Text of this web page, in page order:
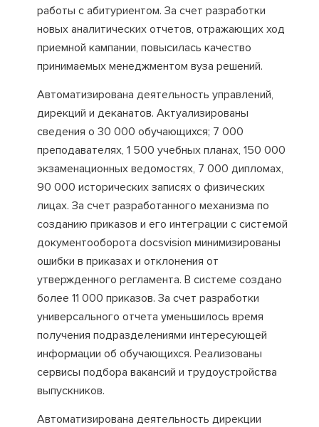
работы с абитуриентом. За счет разработки
новых аналитических отчетов, отражающих ход
приемной кампании, повысилась качество
принимаемых менеджментом вуза решений.
Автоматизирована деятельность управлений,
дирекций и деканатов. Актуализированы
сведения о 30 000 обучающихся; 7 000
преподавателях, 1 500 учебных планах, 150 000
экзаменационных ведомостях, 7 000 дипломах,
90 000 исторических записях о физических
лицах. За счет разработанного механизма по
созданию приказов и его интеграции с системой
документооборота docsvision минимизированы
ошибки в приказах и отклонения от
утвержденного регламента. В системе создано
более 11 000 приказов. За счет разработки
универсального отчета уменьшилось время
получения подразделениями интересующей
информации об обучающихся. Реализованы
сервисы подбора вакансий и трудоустройства
выпускников.
Автоматизирована деятельность дирекции